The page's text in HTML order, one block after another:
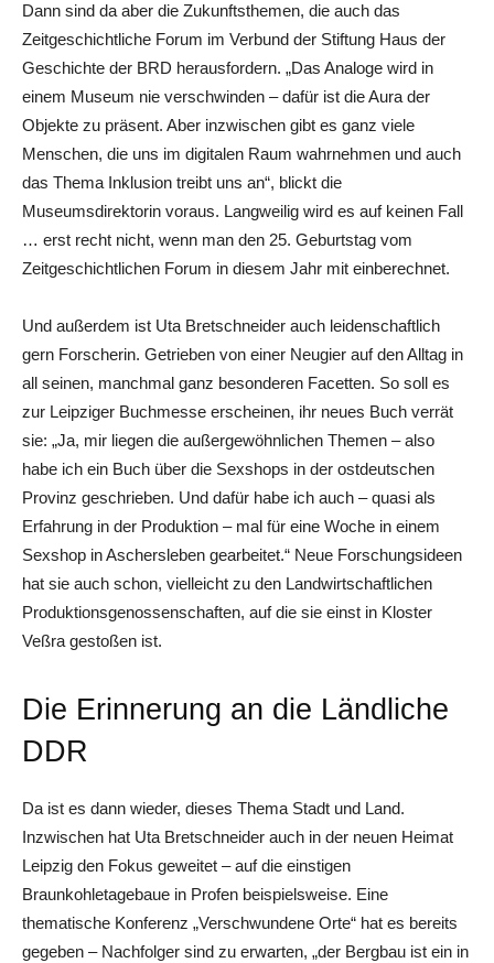
Dann sind da aber die Zukunftsthemen, die auch das
Zeitgeschichtliche Forum im Verbund der Stiftung Haus der
Geschichte der BRD herausfordern. „Das Analoge wird in
einem Museum nie verschwinden – dafür ist die Aura der
Objekte zu präsent. Aber inzwischen gibt es ganz viele
Menschen, die uns im digitalen Raum wahrnehmen und auch
das Thema Inklusion treibt uns an“, blickt die
Museumsdirektorin voraus. Langweilig wird es auf keinen Fall
… erst recht nicht, wenn man den 25. Geburtstag vom
Zeitgeschichtlichen Forum in diesem Jahr mit einberechnet.
Und außerdem ist Uta Bretschneider auch leidenschaftlich
gern Forscherin. Getrieben von einer Neugier auf den Alltag in
all seinen, manchmal ganz besonderen Facetten. So soll es
zur Leipziger Buchmesse erscheinen, ihr neues Buch verrät
sie: „Ja, mir liegen die außergewöhnlichen Themen – also
habe ich ein Buch über die Sexshops in der ostdeutschen
Provinz geschrieben. Und dafür habe ich auch – quasi als
Erfahrung in der Produktion – mal für eine Woche in einem
Sexshop in Aschersleben gearbeitet.“ Neue Forschungsideen
hat sie auch schon, vielleicht zu den Landwirtschaftlichen
Produktionsgenossenschaften, auf die sie einst in Kloster
Veßra gestoßen ist.
Die Erinnerung an die Ländliche
DDR
Da ist es dann wieder, dieses Thema Stadt und Land.
Inzwischen hat Uta Bretschneider auch in der neuen Heimat
Leipzig den Fokus geweitet – auf die einstigen
Braunkohletagebaue in Profen beispielsweise. Eine
thematische Konferenz „Verschwundene Orte“ hat es bereits
gegeben – Nachfolger sind zu erwarten, „der Bergbau ist ein in